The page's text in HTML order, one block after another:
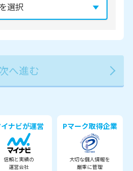
年 2029年 3月
ナビが運営
信頼と実績の
運営会社
Pマーク取得企業
大切な個人情報を
厳重に管理